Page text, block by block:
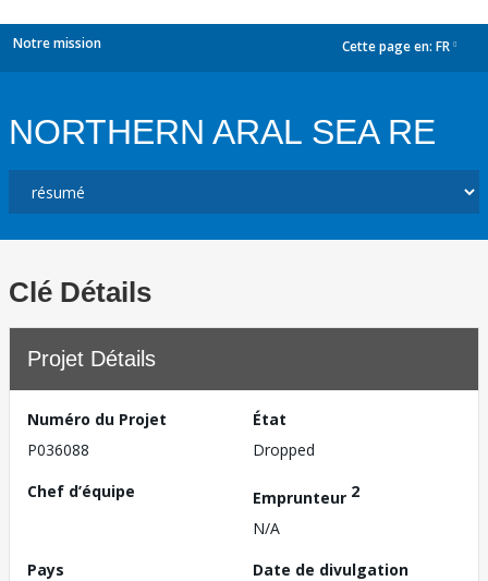
Notre mission Cette page en: FR
NORTHERN ARAL SEA RE
Clé Détails
Projet Détails
Numéro du Projet
P036088
État
Dropped
Chef d’équipe
Emprunteur 2
N/A
Pays
Date de divulgation